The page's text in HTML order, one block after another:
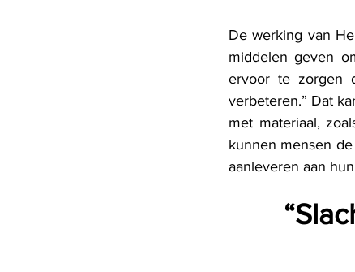
De werking van
middelen geven
ervoor te zorgen
verbeteren.” Dat
met materiaal,
kunnen mensen
aanleveren aan